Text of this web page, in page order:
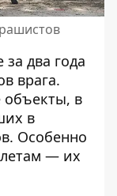
два года
врага.
объекты, в
в
Особенно
— их